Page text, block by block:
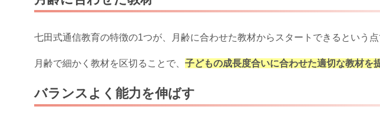
七田式通信教育の特徴の1つが、月齢に合わせた教材からスタートできるという点
月齢で細かく教材を区切ることで、 子どもの成長度合いに合わせた適切な教材を
バランスよく能力を伸ばす